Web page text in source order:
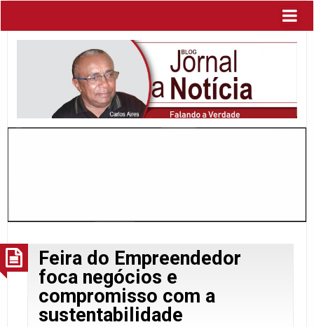
Feira do Empreendedor
foca negócios e
compromisso com a
sustentabilidade